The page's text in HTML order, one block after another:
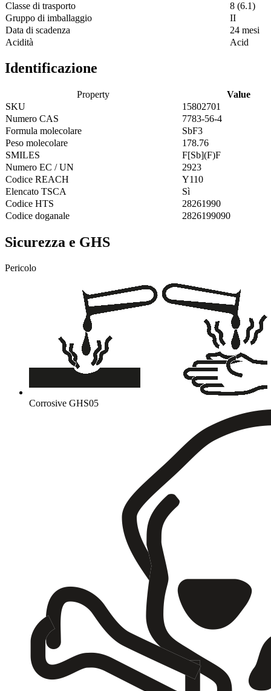
Classe di trasporto
8 (6.1)
Gruppo di imballaggio
II
Data di scadenza
24 mesi
Acidità
Acid
Identificazione
Property
Value
SKU
15802701
Numero CAS
7783-56-4
Formula molecolare
SbF3
Peso molecolare
178.76
SMILES
F[Sb](F)F
Numero EC / UN
2923
Codice REACH
Y110
Elencato TSCA
Sì
Codice HTS
28261990
Codice doganale
2826199090
Sicurezza e GHS
Pericolo
Corrosive GHS05